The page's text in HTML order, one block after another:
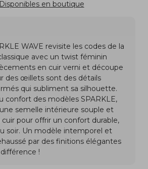
Disponibles en boutique